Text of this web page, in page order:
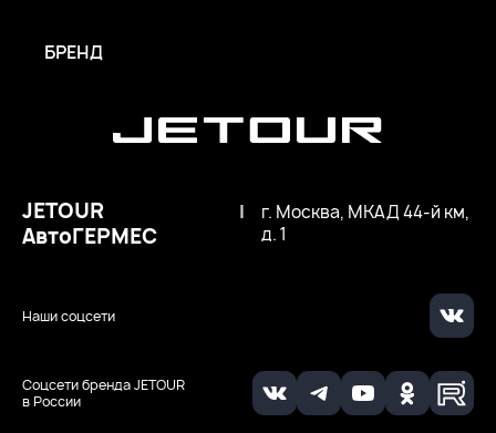
Соцсети бренда JETOUR
в России
Наши соцсети
JETOUR
АвтоГЕРМЕС
|
г. Москва, МКАД 44-й км,
д. 1
БРЕНД